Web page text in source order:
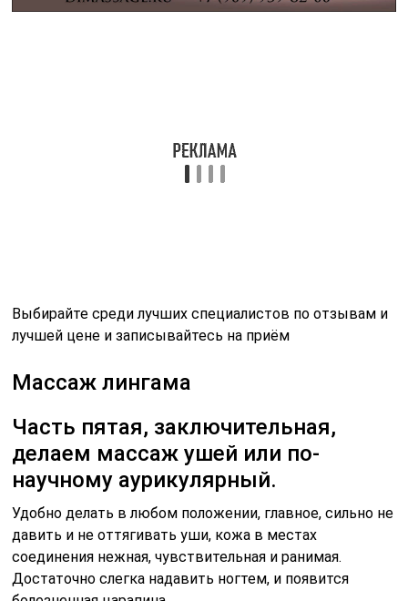
соединения нежная, чувствительная и ранимая.
или зубной боли массажируйте мочку уха. А при
проблемах во внутренних органах массируют
соответственно внутреннюю часть ушной раковины.
Обязательно чередуйте надавливания, с
поглаживаниями, чтобы массажируемый не
раздражался и не напрягался.